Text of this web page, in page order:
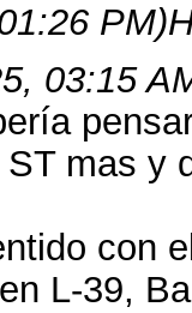
PM)
03:15
mas y
con
L-39,